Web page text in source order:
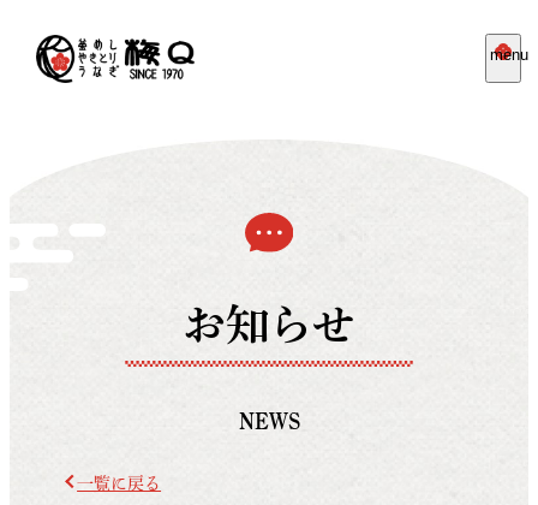
menu
お知らせ
NEWS
一覧に戻る